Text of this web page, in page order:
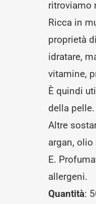
ritroviamo
Ricca in
proprietà
idratare,
vitamine,
È quindi
della pelle.
Altre
argan,
E.
allergeni.
Quantità: